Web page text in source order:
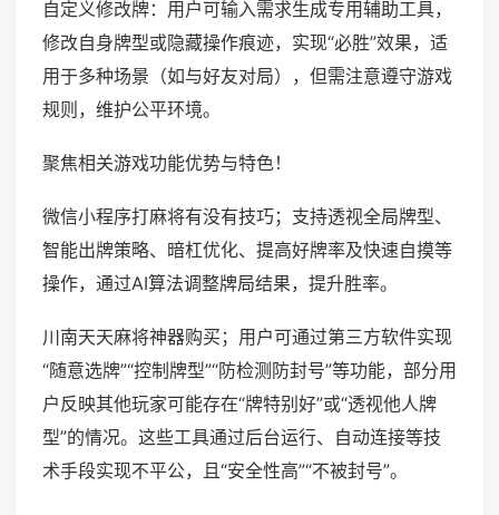
自定义修改牌：用户可输入需求生成专用辅助工具，
修改自身牌型或隐藏操作痕迹，实现“必胜”效果，适
用于多种场景（如与好友对局），但需注意遵守游戏
规则，维护公平环境。
聚焦相关游戏功能优势与特色！
微信小程序打麻将有没有技巧；支持透视全局牌型、
智能出牌策略、暗杠优化、提高好牌率及快速自摸等
操作，通过AI算法调整牌局结果，提升胜率。
川南天天麻将神器购买；用户可通过第三方软件实现
“随意选牌”“控制牌型”“防检测防封号”等功能，部分用
户反映其他玩家可能存在“牌特别好”或“透视他人牌
型”的情况。这些工具通过后台运行、自动连接等技
术手段实现不平公，且“安全性高”“不被封号”。